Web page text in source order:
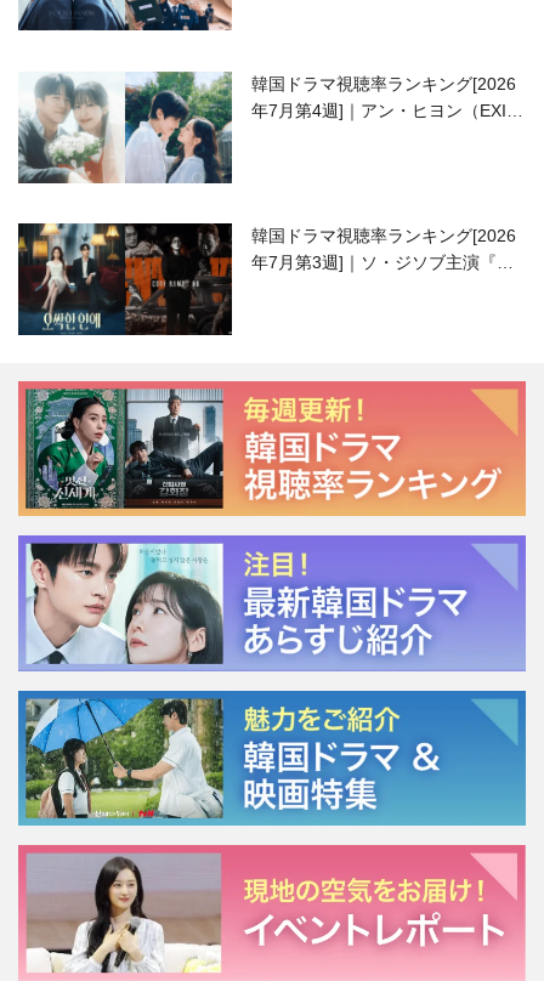
韓国ドラマ視聴率ランキング[2026
年7月第4週]｜アン・ヒヨン（EXID
韓国ドラマ視聴率ランキング[2026
年7月第3週]｜ソ・ジソブ主演『エ